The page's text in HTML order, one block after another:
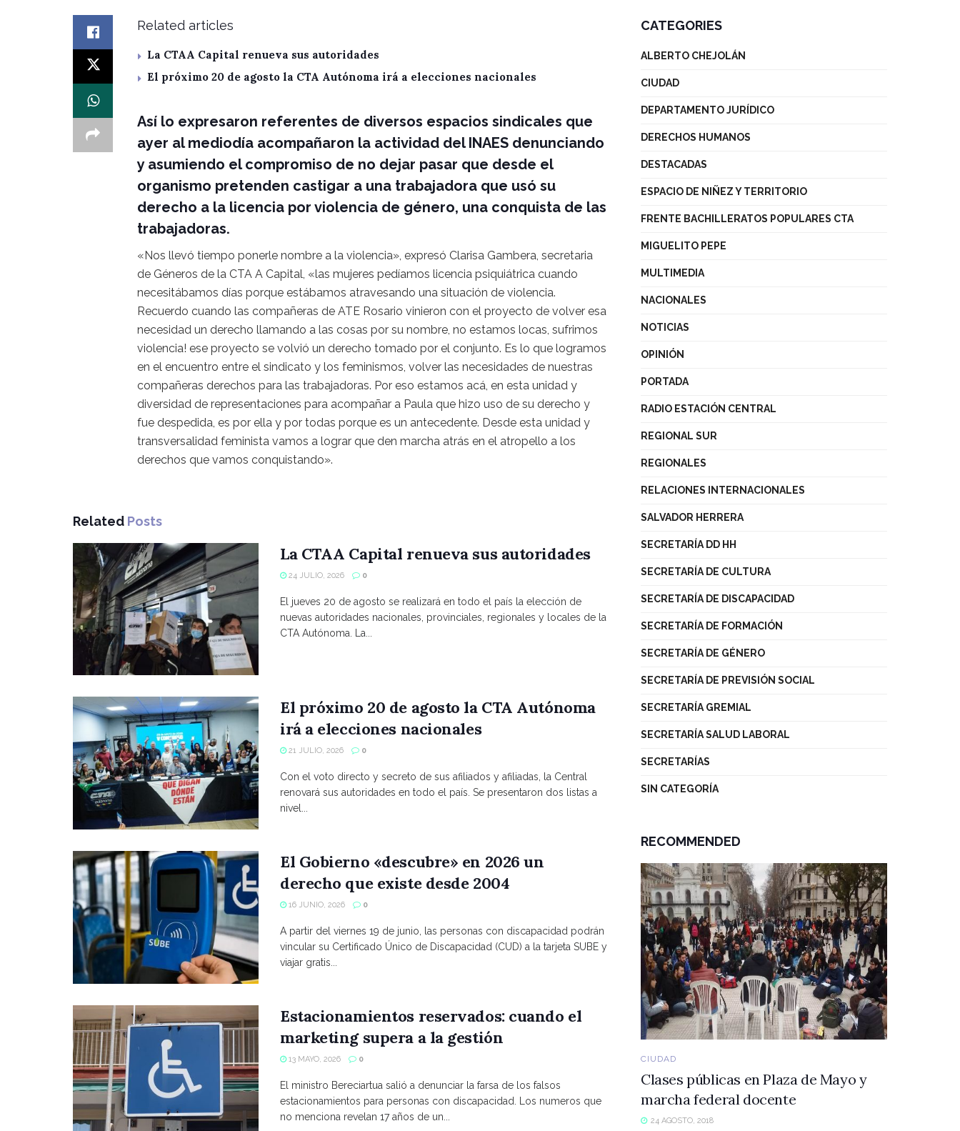
Related articles
La CTAA Capital renueva sus autoridades
El próximo 20 de agosto la CTA Autónoma irá a elecciones nacionales
Así lo expresaron referentes de diversos espacios sindicales que
ayer al mediodía acompañaron la actividad del INAES denunciando
y asumiendo el compromiso de no dejar pasar que desde el
organismo pretenden castigar a una trabajadora que usó su
derecho a la licencia por violencia de género, una conquista de las
trabajadoras.
«Nos llevó tiempo ponerle nombre a la violencia», expresó Clarisa Gambera, secretaria
de Géneros de la CTA A Capital, «las mujeres pedíamos licencia psiquiátrica cuando
necesitábamos días porque estábamos atravesando una situación de violencia.
Recuerdo cuando las compañeras de ATE Rosario vinieron con el proyecto de volver esa
necesidad un derecho llamando a las cosas por su nombre, no estamos locas, sufrimos
violencia! ese proyecto se volvió un derecho tomado por el conjunto. Es lo que logramos
en el encuentro entre el sindicato y los feminismos, volver las necesidades de nuestras
compañeras derechos para las trabajadoras. Por eso estamos acá, en esta unidad y
diversidad de representaciones para acompañar a Paula que hizo uso de su derecho y
fue despedida, es por ella y por todas porque es un antecedente. Desde esta unidad y
transversalidad feminista vamos a lograr que den marcha atrás en el atropello a los
derechos que vamos conquistando».
Related Posts
La CTAA Capital renueva sus autoridades
24 JULIO, 2026 0
El jueves 20 de agosto se realizará en todo el país la elección de
nuevas autoridades nacionales, provinciales, regionales y locales de la
CTA Autónoma. La...
El próximo 20 de agosto la CTA Autónoma
irá a elecciones nacionales
21 JULIO, 2026 0
Con el voto directo y secreto de sus afiliados y afiliadas, la Central
renovará sus autoridades en todo el país. Se presentaron dos listas a
nivel...
El Gobierno «descubre» en 2026 un
derecho que existe desde 2004
16 JUNIO, 2026 0
A partir del viernes 19 de junio, las personas con discapacidad podrán
vincular su Certificado Único de Discapacidad (CUD) a la tarjeta SUBE y
viajar gratis...
Estacionamientos reservados: cuando el
marketing supera a la gestión
13 MAYO, 2026 0
El ministro Bereciartua salió a denunciar la farsa de los falsos
estacionamientos para personas con discapacidad. Los numeros que
no menciona revelan 17 años de un...
CATEGORIES
ALBERTO CHEJOLÁN
CIUDAD
DEPARTAMENTO JURÍDICO
DERECHOS HUMANOS
DESTACADAS
ESPACIO DE NIÑEZ Y TERRITORIO
FRENTE BACHILLERATOS POPULARES CTA
MIGUELITO PEPE
MULTIMEDIA
NACIONALES
NOTICIAS
OPINIÓN
PORTADA
RADIO ESTACIÓN CENTRAL
REGIONAL SUR
REGIONALES
RELACIONES INTERNACIONALES
SALVADOR HERRERA
SECRETARÍA DD HH
SECRETARÍA DE CULTURA
SECRETARÍA DE DISCAPACIDAD
SECRETARÍA DE FORMACIÓN
SECRETARÍA DE GÉNERO
SECRETARÍA DE PREVISIÓN SOCIAL
SECRETARÍA GREMIAL
SECRETARÍA SALUD LABORAL
SECRETARÍAS
SIN CATEGORÍA
RECOMMENDED
CIUDAD
Clases públicas en Plaza de Mayo y
marcha federal docente
24 AGOSTO, 2018